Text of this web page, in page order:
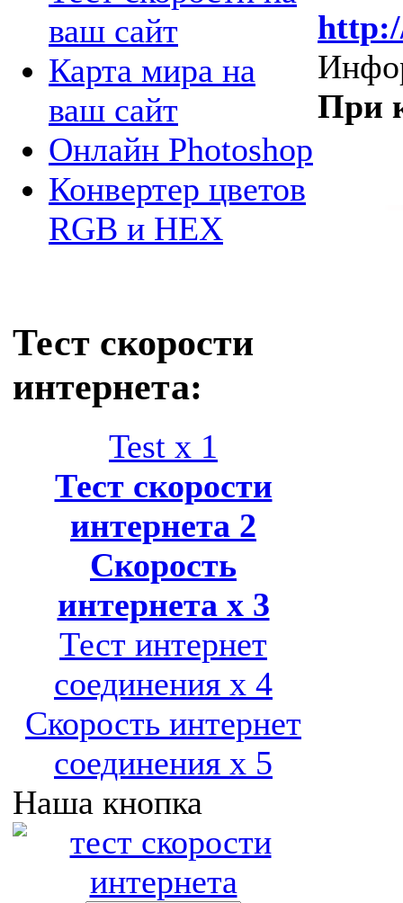
ваш сайт
Карта мира на
ваш сайт
Онлайн Photoshop
Конвертер цветов
RGB и HEX
Тест скорости
интернета:
Test x 1
Тест скорости
интернета 2
Скорость
интернета x 3
Тест интернет
соединения x 4
Скорость интернет
соединения x 5
Наша кнопка
При